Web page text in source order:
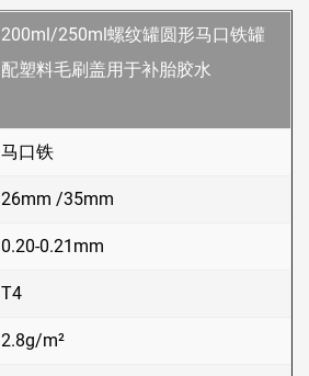
200ml/250ml螺纹罐圆形马口铁罐
配塑料毛刷盖用于补胎胶水
马口铁
26mm /35mm
0.20-0.21mm
T4
2.8g/m²